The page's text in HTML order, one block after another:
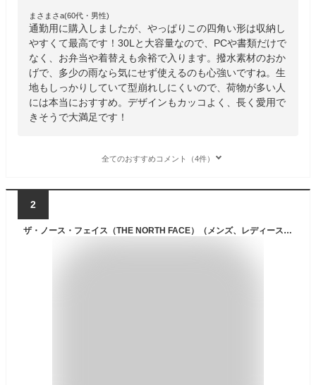
まさまさa(60代・男性)
通勤用に購入しましたが、やっぱりこの四角い形は収納し
やすくて最高です！30Lと大容量なので、PCや書類だけで
なく、お弁当や着替えも余裕で入ります。撥水素材のおか
げで、多少の雨なら気にせず使えるのも心強いですね。生
地もしっかりしていて型崩れしにくいので、荷物が多い人
には本当におすすめ。デザインもカッコよく、長く愛用で
きそうで大満足です！
全てのおすすめコメント（4件）
2
ザ・ノース・フェイス（THE NORTH FACE）（メンズ、レディース）リュック ヒューズボックス SE 黒 30L NM82510N K ノースフェイス デイバッグ バックパック